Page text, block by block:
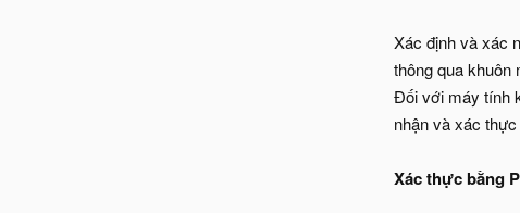
Xác định và xác
thông qua khuôn
Đối với máy tính
nhận và xác
Xác thực bằng